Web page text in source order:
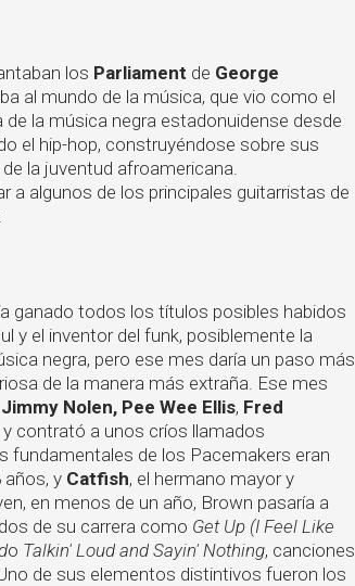
los Parliament de George
al mundo de la música, que vio como el
la música negra estadonuidense desde
el hip-hop, construyéndose sobre sus
la juventud afroamericana.
a algunos de los principales guitarristas de
ganado todos los títulos posibles habidos
y el inventor del funk, posiblemente la
negra, pero ese mes daría un paso más
de la manera más extraña. Ese mes
Nolen, Pee Wee Ellis, Fred
contrató a unos críos llamados
fundamentales de los Pacemakers eran
años, y Catfish, el hermano mayor y
en menos de un año, Brown pasaría a
de su carrera como Get Up (I Feel Like
o Talkin' Loud and Sayin' Nothing, canciones
de sus elementos distintivos fueron los